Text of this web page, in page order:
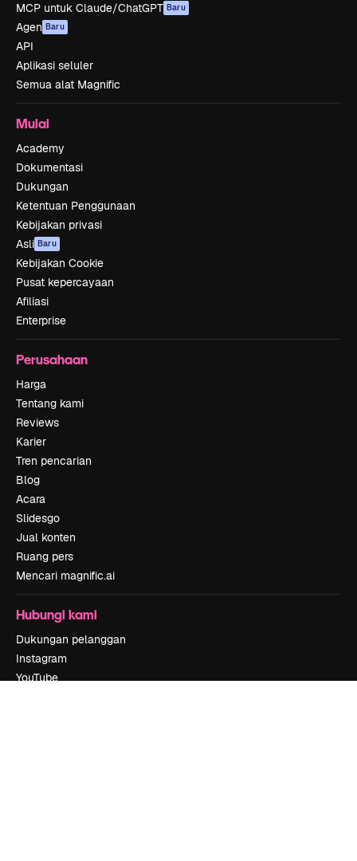
MCP untuk Claude/ChatGPT Baru
Agen Baru
API
Aplikasi seluler
Semua alat Magnific
Mulai
Academy
Dokumentasi
Dukungan
Ketentuan Penggunaan
Kebijakan privasi
Asli Baru
Kebijakan Cookie
Pusat kepercayaan
Afiliasi
Enterprise
Perusahaan
Harga
Tentang kami
Reviews
Karier
Tren pencarian
Blog
Acara
Slidesgo
Jual konten
Ruang pers
Mencari magnific.ai
Hubungi kami
Dukungan pelanggan
Instagram
YouTube